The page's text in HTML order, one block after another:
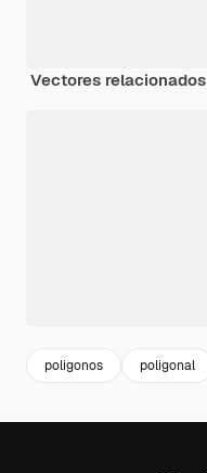
Vectores relacionados
poligonos poligonal